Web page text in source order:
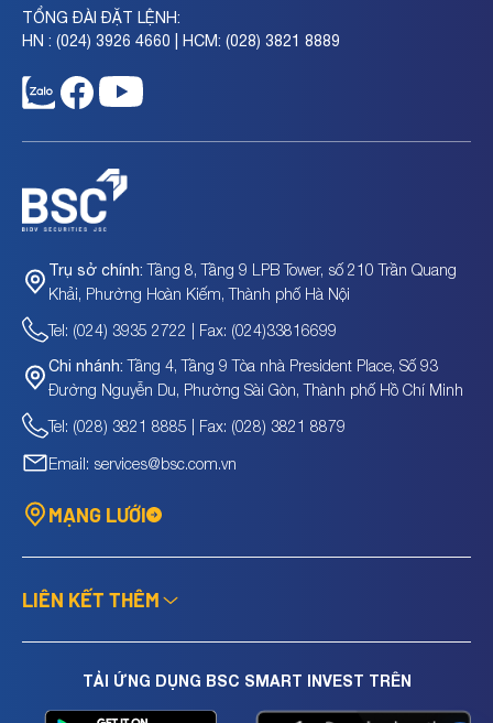
TỔNG ĐÀI ĐẶT LỆNH:
HN : (024) 3926 4660 | HCM: (028) 3821 8889
Trụ sở chính: Tầng 8, Tầng 9 LPB Tower, số 210 Trần Quang
Khải, Phường Hoàn Kiếm, Thành phố Hà Nội
Tel: (024) 3935 2722 | Fax: (024)33816699
Chi nhánh: Tầng 4, Tầng 9 Tòa nhà President Place, Số 93
Đường Nguyễn Du, Phường Sài Gòn, Thành phố Hồ Chí Minh
Tel: (028) 3821 8885 | Fax: (028) 3821 8879
Email: services@bsc.com.vn
MẠNG LƯỚI
LIÊN KẾT THÊM
TẢI ỨNG DỤNG BSC SMART INVEST TRÊN